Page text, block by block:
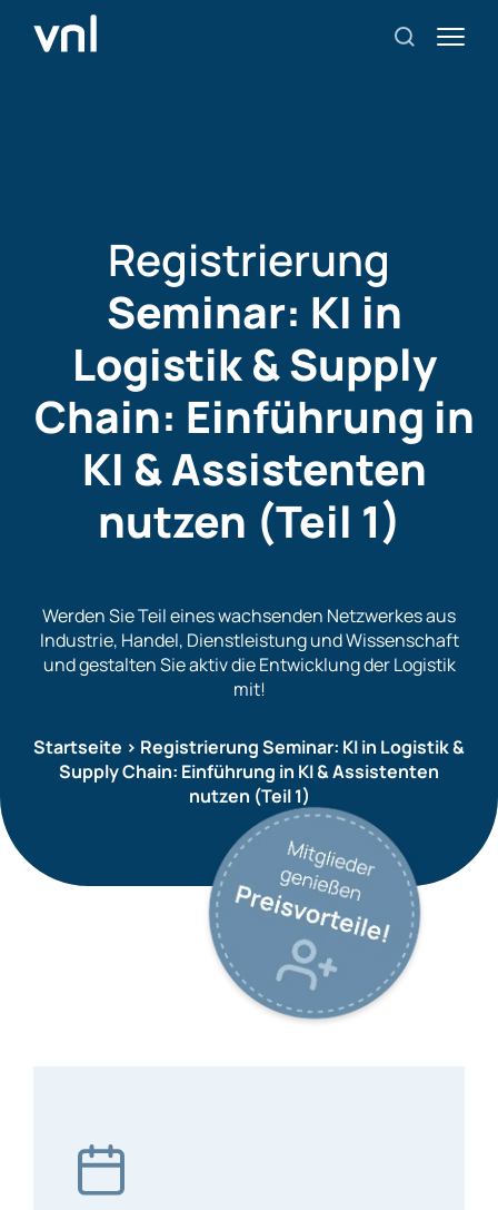
Registrierung
Seminar: KI in
Logistik & Supply
Chain: Einführung in
KI & Assistenten
nutzen (Teil 1)
Werden Sie Teil eines wachsenden Netzwerkes aus
Industrie, Handel, Dienstleistung und Wissenschaft
und gestalten Sie aktiv die Entwicklung der Logistik
mit!
Startseite > Registrierung Seminar: KI in Logistik &
Supply Chain: Einführung in KI & Assistenten
nutzen (Teil 1)